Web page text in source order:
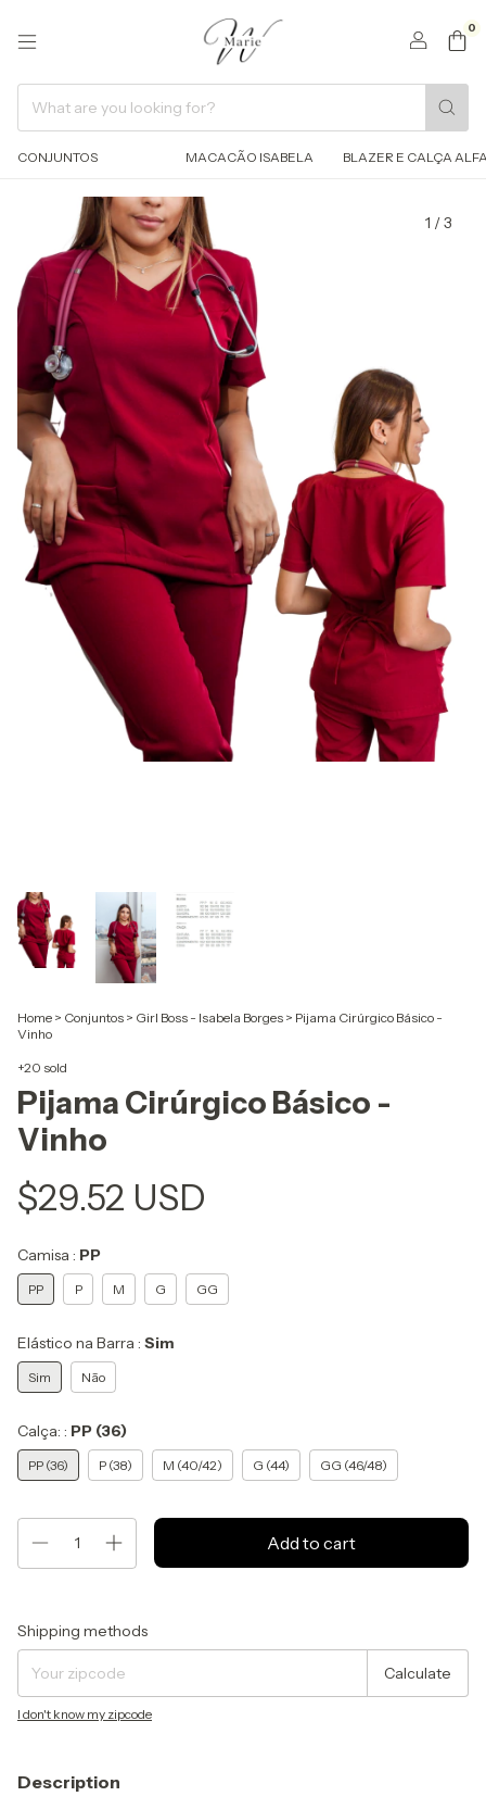
0
CONJUNTOS MACACÃO ISABELA BLAZER E CALÇA
1 /3
Home > Conjuntos > Girl Boss - Isabela Borges > Pijama Cirúrgico Básico -
Vinho
+20 sold
Pijama Cirúrgico Básico -
Vinho
$29.52 USD
Camisa : PP
PP P M G GG
Elástico na Barra : Sim
Sim Não
Calça: : PP (36)
PP (36) P (38) M (40/42) G (44) GG (46/48)
Shipping for zipcode:
Shipping methods
Calculate
I don't know my zipcode
Description